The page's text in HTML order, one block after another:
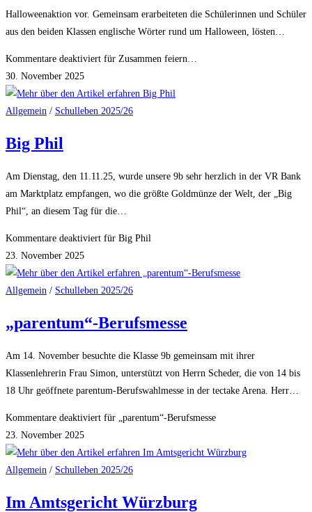
Halloweenaktion vor. Gemeinsam erarbeiteten die Schülerinnen und Schüler
aus den beiden Klassen englische Wörter rund um Halloween, lösten…
Kommentare deaktiviert für Zusammen feiern…
30. November 2025
Allgemein / Schulleben 2025/26
Big Phil
Am Dienstag, den 11.11.25, wurde unsere 9b sehr herzlich in der VR Bank
am Marktplatz empfangen, wo die größte Goldmünze der Welt, der „Big
Phil“, an diesem Tag für die…
Kommentare deaktiviert für Big Phil
23. November 2025
Allgemein / Schulleben 2025/26
„parentum“-Berufsmesse
Am 14. November besuchte die Klasse 9b gemeinsam mit ihrer
Klassenlehrerin Frau Simon, unterstützt von Herrn Scheder, die von 14 bis
18 Uhr geöffnete parentum-Berufswahlmesse in der tectake Arena. Herr…
Kommentare deaktiviert für „parentum“-Berufsmesse
23. November 2025
Allgemein / Schulleben 2025/26
Im Amtsgericht Würzburg